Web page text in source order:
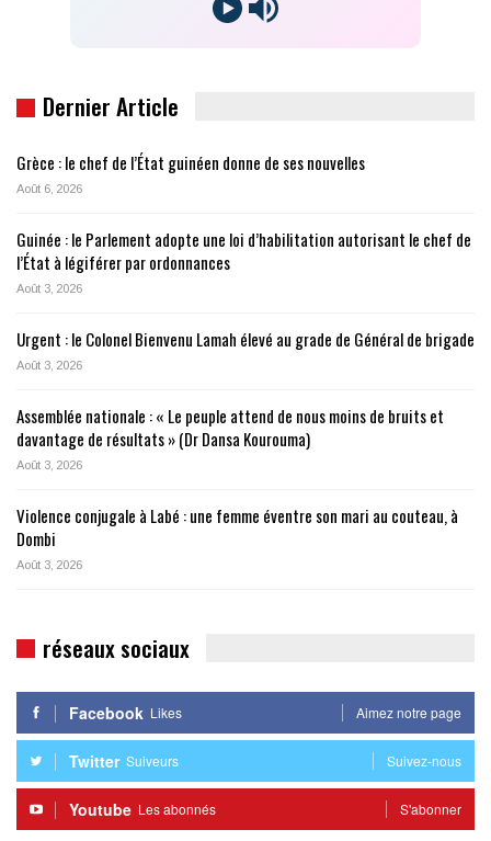
Dernier Article
Grèce : le chef de l’État guinéen donne de ses nouvelles
Août 6, 2026
Guinée : le Parlement adopte une loi d’habilitation autorisant le chef de
l’État à légiférer par ordonnances
Août 3, 2026
Urgent : le Colonel Bienvenu Lamah élevé au grade de Général de brigade
Août 3, 2026
Assemblée nationale : « Le peuple attend de nous moins de bruits et
davantage de résultats » (Dr Dansa Kourouma)
Août 3, 2026
Violence conjugale à Labé : une femme éventre son mari au couteau, à
Dombi
Août 3, 2026
réseaux sociaux
Facebook Likes Aimez notre page
Twitter Suiveurs Suivez-nous
Youtube Les abonnés S'abonner